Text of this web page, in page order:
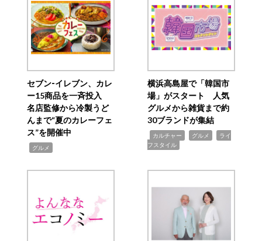
セブン‐イレブン、カレ
ー15商品を一斉投入
名店監修から冷製うど
んまで“夏のカレーフェ
ス”を開催中
グルメ
横浜高島屋で「韓国市
場」がスタート 人気
グルメから雑貨まで約
30ブランドが集結
カルチャー グルメ
ライ
フスタイル